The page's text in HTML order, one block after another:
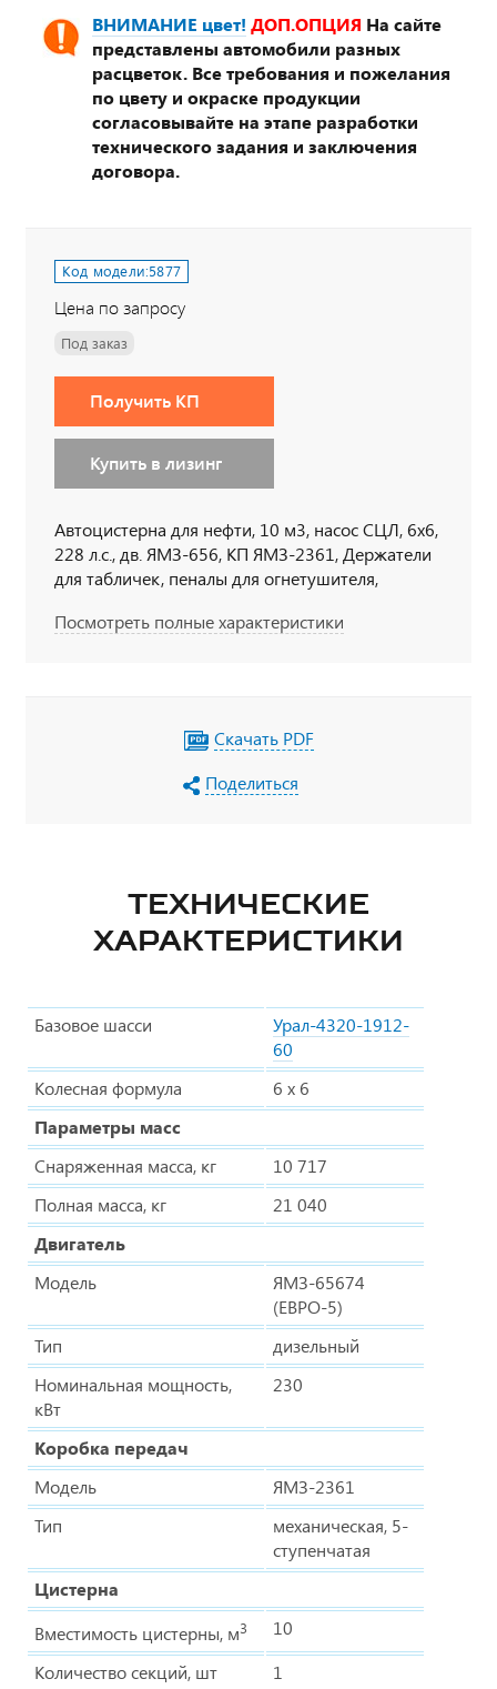
ВНИМАНИЕ цвет! ДОП.ОПЦИЯ На сайте
представлены автомобили разных
расцветок. Все требования и пожелания
по цвету и окраске продукции
согласовывайте на этапе разработки
технического задания и заключения
договора.
Код модели:5877
Цена по запросу
Под заказ
Получить КП
Купить в лизинг
Автоцистерна для нефти, 10 м3, насос СЦЛ, 6х6,
228 л.с., дв. ЯМЗ-656, КП ЯМЗ-2361, Держатели
для табличек, пеналы для огнетушителя,
кабине по ДОПОГ, наружная кнопка
Посмотреть полные характеристики
Скачать PDF
Поделиться
ТЕХНИЧЕСКИЕ
ХАРАКТЕРИСТИКИ
Базовое шасси
Урал-4320-1912-
60
Колесная формула
6 х 6
Параметры масс
Снаряженная масса, кг
10 717
Полная масса, кг
21 040
Двигатель
Модель
ЯМЗ-65674
(ЕВРО-5)
Тип
дизельный
Номинальная мощность,
кВт
230
Коробка передач
Модель
ЯМЗ-2361
Тип
механическая, 5-
ступенчатая
Цистерна
Вместимость цистерны, м3
10
Количество секций, шт
1